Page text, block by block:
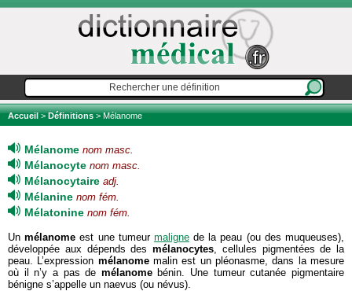
Accueil>Définitions> Mélanome
Mélanome nom masc.
Mélanocyte nom masc.
Mélanocytaire adj.
Mélanine nom fém.
Mélatonine nom fém.
Unmélanome est une tumeur malignede la peau (ou des muqueuses),
développée aux dépends des mélanocytes, cellules pigmentées de la
peau. L’expression mélanomemalin est un pléonasme, dans la mesure
où il n’y a pas de mélanomebénin. Une tumeur cutanée pigmentaire
bénigne s’appelle un naevus (ou névus).